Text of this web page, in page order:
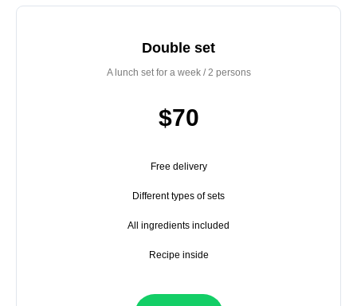
Double set
A lunch set for a week / 2 persons
$70
Free delivery
Different types of sets
All ingredients included
Recipe inside